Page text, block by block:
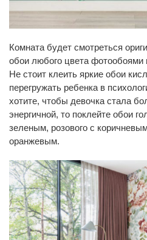
Комната будет смотреться
обои любого цвета фотообоями
Не стоит клеить яркие обои
перегружать ребенка в
хотите, чтобы девочка стала
энергичной, то поклейте обои
зеленым, розового с
оранжевым.